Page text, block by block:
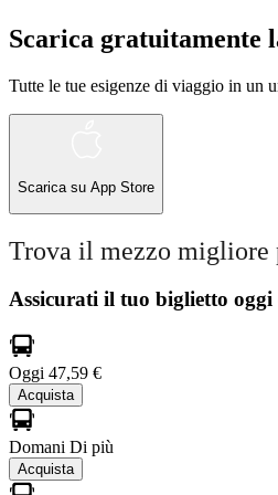
Scarica gratuitamente
Tutte le tue esigenze di viaggio in un
Scarica su App Store
Trova il mezzo migliore
Assicurati il ​​tuo biglietto
Oggi 47,59 €
Acquista
Domani Di più
Acquista